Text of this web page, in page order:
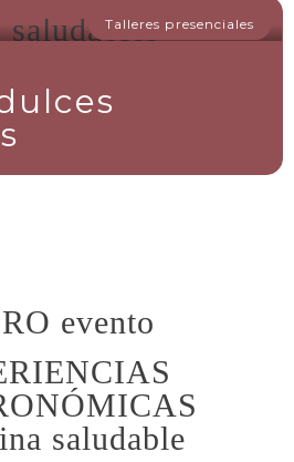
Talleres presenciales
saludable